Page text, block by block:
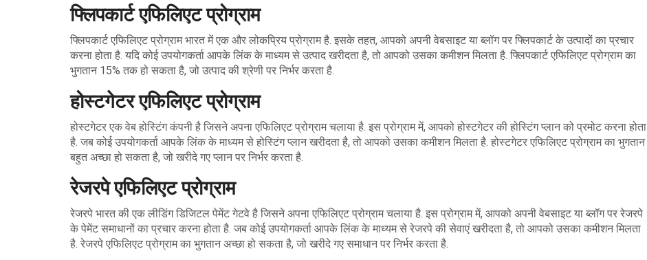
फ्लिपकार्ट एफिलिएट प्रोग्राम
फ्लिपकार्ट एफिलिएट प्रोग्राम भारत में एक और लोकप्रिय प्रोग्राम है. इसके तहत, आपको अपनी वेबसाइट या ब्लॉग पर फ्लिपकार्ट के उत्पादों का प्रचार
करना होता है. यदि कोई उपयोगकर्ता आपके लिंक के माध्यम से उत्पाद खरीदता है, तो आपको उसका कमीशन मिलता है. फ्लिपकार्ट एफिलिएट प्रोग्राम का
भुगतान 15% तक हो सकता है, जो उत्पाद की श्रेणी पर निर्भर करता है.
होस्टगेटर एफिलिएट प्रोग्राम
होस्टगेटर एक वेब होस्टिंग कंपनी है जिसने अपना एफिलिएट प्रोग्राम चलाया है. इस प्रोग्राम में, आपको होस्टगेटर की होस्टिंग प्लान को प्रमोट करना होता
है. जब कोई उपयोगकर्ता आपके लिंक के माध्यम से होस्टिंग प्लान खरीदता है, तो आपको उसका कमीशन मिलता है. होस्टगेटर एफिलिएट प्रोग्राम का भुगतान
बहुत अच्छा हो सकता है, जो खरीदे गए प्लान पर निर्भर करता है.
रेजरपे एफिलिएट प्रोग्राम
रेजरपे भारत की एक लीडिंग डिजिटल पेमेंट गेटवे है जिसने अपना एफिलिएट प्रोग्राम चलाया है. इस प्रोग्राम में, आपको अपनी वेबसाइट या ब्लॉग पर रेजरपे
के पेमेंट समाधानों का प्रचार करना होता है. जब कोई उपयोगकर्ता आपके लिंक के माध्यम से रेजरपे की सेवाएं खरीदता है, तो आपको उसका कमीशन मिलता
है. रेजरपे एफिलिएट प्रोग्राम का भुगतान अच्छा हो सकता है, जो खरीदे गए समाधान पर निर्भर करता है.